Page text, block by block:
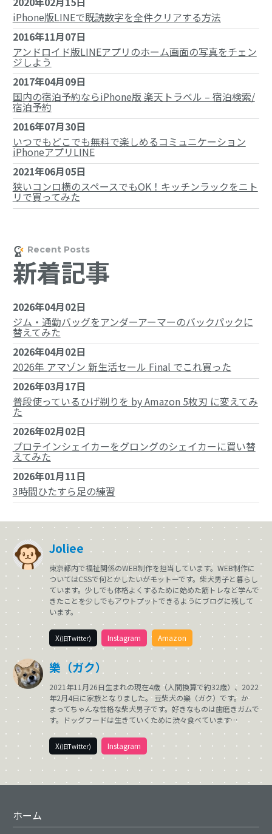
iPhone版LINEで既読数字を全件クリアする方法
2016年11月07日
アンドロイド版LINEアプリのホーム画面の写真をチェン
ジしよう
2017年04月09日
国内の宿泊予約ならiPhone版 楽天トラベル – 宿泊検索/
宿泊予約
2016年07月30日
いつでもどこでも無料で楽しめるコミュニケーション
iPhoneアプリLINE
2021年06月05日
狭いコンロ横のスペースでもOK！キッチンラックをニト
リで買ってみた
新着記事
2026年04月02日
ジム・通勤バッグをアンダーアーマーのバックパックに
替えてみた
2026年04月02日
2026年 アマゾン 新生活セール Final でこれ買った
2026年03月17日
普段使っているひげ剃りを by Amazon 5枚刃 に変えてみ
た
2026年02月02日
プロテインシェイカーをグロングのシェイカーに買い替
えてみた
2026年01月11日
3時間ひたすら足の練習
Joliee
東京都内で福祉関係のWEB制作を担当しています。WEB制作に
ついてはCSSで何とかしたいがモットーです。柴犬男子と暮らし
ています。少しでも体格よくするために始めた筋トレなど学んで
きたことを少しでもアウトプットできるようにブログに残して
います。
X(旧Twitter) Instagram Amazon
樂（ガク）
2021年11月26日生まれの現在4歳（人間換算で約32歳）、2022
年2月4日に家族となりました。 豆柴犬の樂（ガク）です。か
まってちゃんな性格な柴犬男子です。好きなものは歯磨きガムで
す。ドッグフードは生きていくために渋々食べています…
X(旧Twitter) Instagram
ホーム